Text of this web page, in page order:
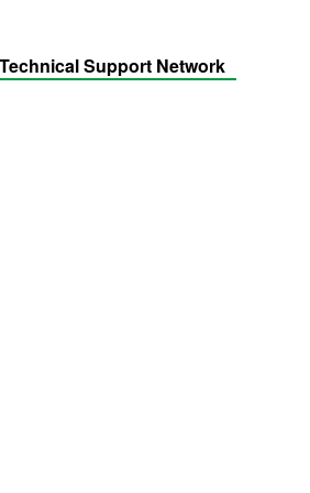
Technical Support Network